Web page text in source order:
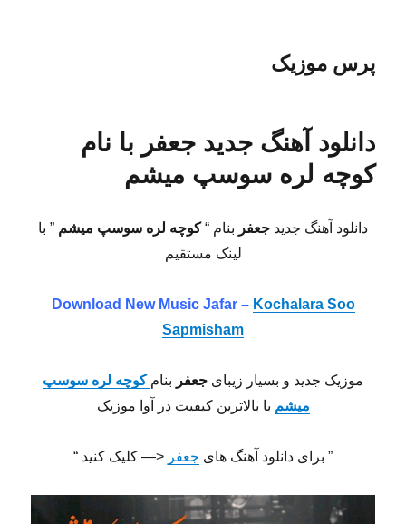
پرس موزیک
دانلود آهنگ جدید جعفر با نام
کوچه لره سوسپ میشم
دانلود آهنگ جدید جعفر بنام “کوچه لره سوسپ میشم ” با
لینک مستقیم
Download New Music Jafar – Kochalara Soo
Sapmisham
موزیک جدید و بسیار زیبای جعفر بنام کوچه لره سوسپ
میشم با بالاترین کیفیت در آوا موزیک
” برای دانلود آهنگ های جعفر <— کلیک کنید “